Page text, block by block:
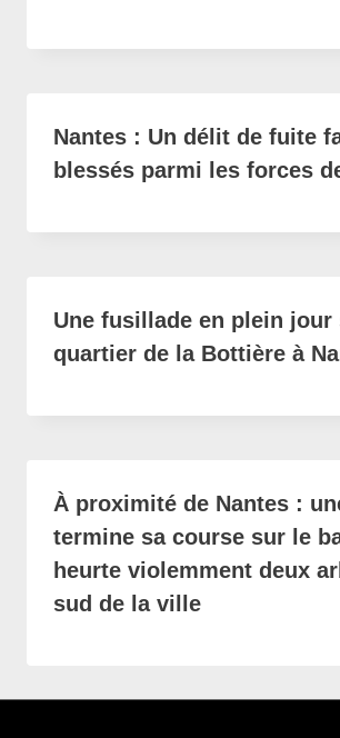
Nantes : Un délit de fuite
blessés parmi les forces
Une fusillade en plein jour
quartier de la Bottière à
À proximité de Nantes :
termine sa course sur le
heurte violemment deux
sud de la ville